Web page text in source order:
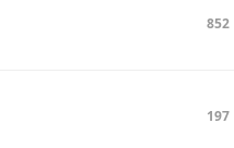
852
197